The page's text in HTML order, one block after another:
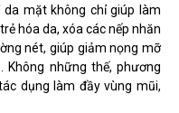
da mặt không chỉ giúp làm
hóa da, xóa các nếp nhăn
nét, giúp giảm nọng mỡ
Không những thế, phương
dụng làm đầy vùng mũi,